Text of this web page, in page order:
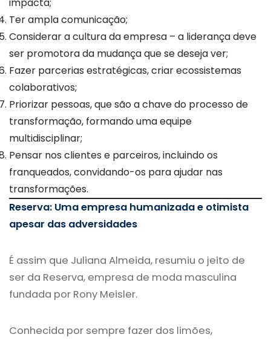
Ter ampla comunicação;
Considerar a cultura da empresa – a liderança deve
ser promotora da mudança que se deseja ver;
Fazer parcerias estratégicas, criar ecossistemas
colaborativos;
Priorizar pessoas, que são a chave do processo de
transformação, formando uma equipe
multidisciplinar;
Pensar nos clientes e parceiros, incluindo os
franqueados, convidando-os para ajudar nas
transformações.
Reserva: Uma empresa humanizada e otimista
apesar das adversidades
É assim que Juliana Almeida, resumiu o jeito de
ser da Reserva, empresa de moda masculina
fundada por Rony Meisler.
Conhecida por sempre fazer dos limões,